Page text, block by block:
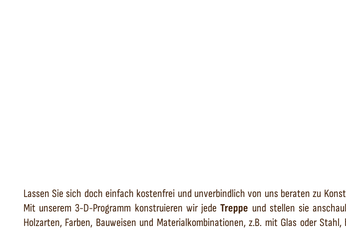
Lassen Sie sich doch einfach kostenfrei und unverbindlich von uns beraten zu
Mit unserem 3-D-Programm konstruieren wir jedeTreppe und stellen sie
Holzarten, Farben, Bauweisen und Materialkombinationen, z.B. mit Glas oder